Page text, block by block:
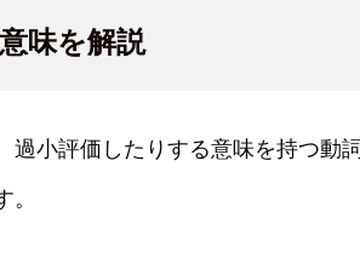
味を解説
過小評価したりする意味を持つ動詞